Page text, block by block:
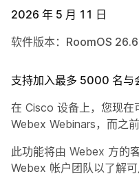
2026 年 5 月 11 日
软件版本：RoomOS
支持加入最多 5000 名
在 Cisco 设备上，您现
Webex Webinars，而之
此功能将由 Webex 方的
Webex 帐户团队以了解可